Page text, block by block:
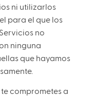
ni utilizarlos
para el que los
no
ninguna
que hayamos
comprometes a